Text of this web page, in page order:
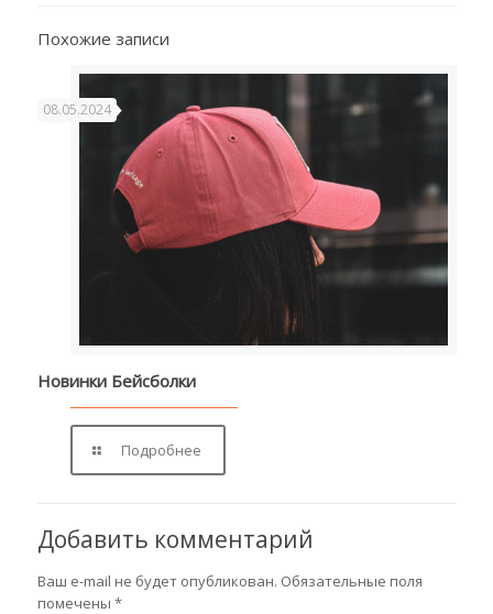
Похожие записи
08.05.2024
Новинки Бейсболки
Подробнее
Добавить комментарий
Ваш e-mail не будет опубликован. Обязательные поля
помечены *